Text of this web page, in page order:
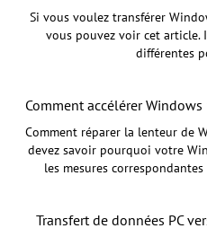
Si vous voulez transférer
vous pouvez voir cet article.
différentes
Comment accélérer
Comment réparer la lenteur de
devez savoir pourquoi votre
les mesures
Transfert de données PC